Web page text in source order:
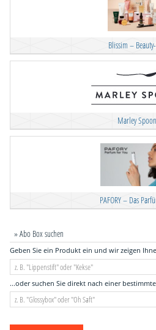
Blissim –
Marley Spoon
PAFORY – Das
» Abo Box suchen
Geben Sie ein Produkt ein und wir zeigen
...oder suchen Sie direkt nach einer